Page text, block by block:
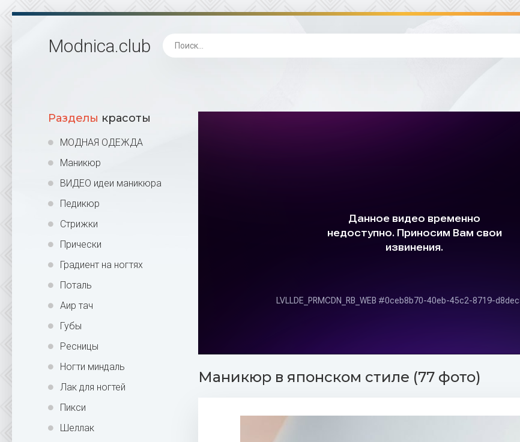
Modnica.club
Разделы красоты
МОДНАЯ ОДЕЖДА
Маникюр
ВИДЕО идеи маникюра
Педикюр
Стрижки
Прически
Градиент на ногтях
Поталь
Аир тач
Губы
Ресницы
Ногти миндаль
Лак для ногтей
Пикси
Шеллак
Маникюр в японском стиле (77 фото)